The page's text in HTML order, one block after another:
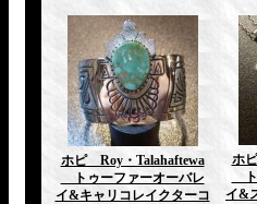
ホピ Roy・Talahaftewa
トゥーファーオーバレ
イ&キャリコレイクターコ
ホ
ト
イ&